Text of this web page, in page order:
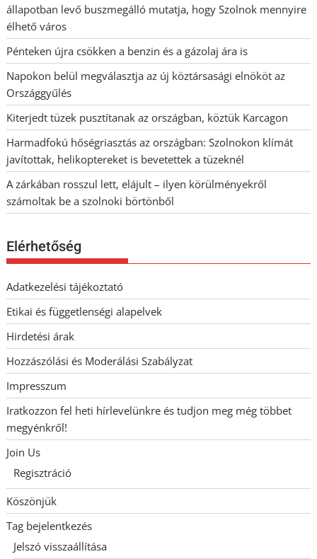
állapotban levő buszmegálló mutatja, hogy Szolnok mennyire
élhető város
Pénteken újra csökken a benzin és a gázolaj ára is
Napokon belül megválasztja az új köztársasági elnököt az
Országgyűlés
Kiterjedt tüzek pusztítanak az országban, köztük Karcagon
Harmadfokú hőségriasztás az országban: Szolnokon klímát
javítottak, helikoptereket is bevetettek a tüzeknél
A zárkában rosszul lett, elájult – ilyen körülményekről
számoltak be a szolnoki börtönből
Elérhetőség
Adatkezelési tájékoztató
Etikai és függetlenségi alapelvek
Hirdetési árak
Hozzászólási és Moderálási Szabályzat
Impresszum
Iratkozzon fel heti hírlevelünkre és tudjon meg még többet
megyénkről!
Join Us
Regisztráció
Köszönjük
Tag bejelentkezés
Jelszó visszaállítása